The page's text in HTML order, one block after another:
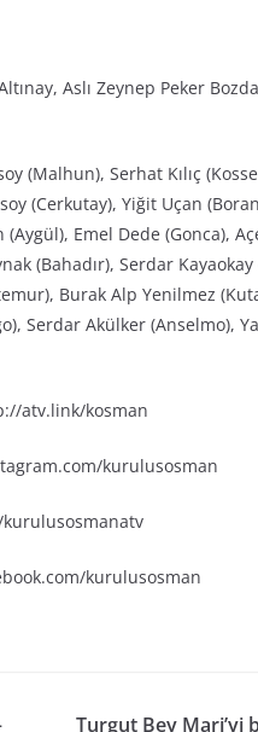
Aslı Zeynep Peker
(Malhun), Serhat Kılıç
(Cerkutay), Yiğit Uçan
Emel Dede (Gonca),
(Bahadır), Serdar
Burak Alp Yenilmez
Serdar Akülker (Anselmo),
atv.link/kosman
kurulusosman
kurulusosman
Turgut Bey Mari’yi